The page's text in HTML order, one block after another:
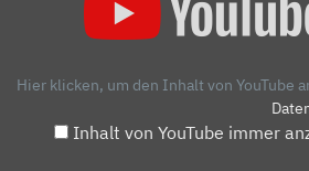
Hier klicken, um den Inhalt von YouTube
Inhalt von YouTube immer